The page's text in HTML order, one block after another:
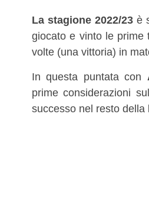
La stagione 2022/23 è
giocato e vinto le prime
volte (una vittoria) in
In questa puntata con
prime considerazioni
successo nel resto della